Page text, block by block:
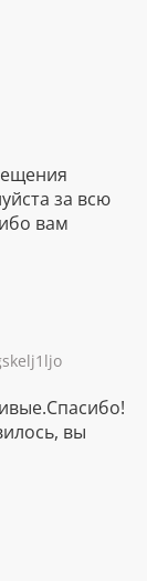
за всю
вам
вы